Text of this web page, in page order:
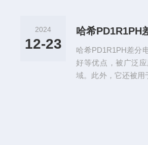
能会遇到一些问题，
否过期或存储不当，
2024
12-23
哈希PD1R1PH差分
好等优点，被广泛
域。此外，它还被用
所致。解决这个问